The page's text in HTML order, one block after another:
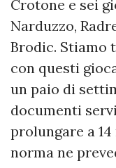
Crotone e sei
Narduzzo,
Brodic. Stiamo
con questi
un paio di
documenti
prolungare a
norma ne